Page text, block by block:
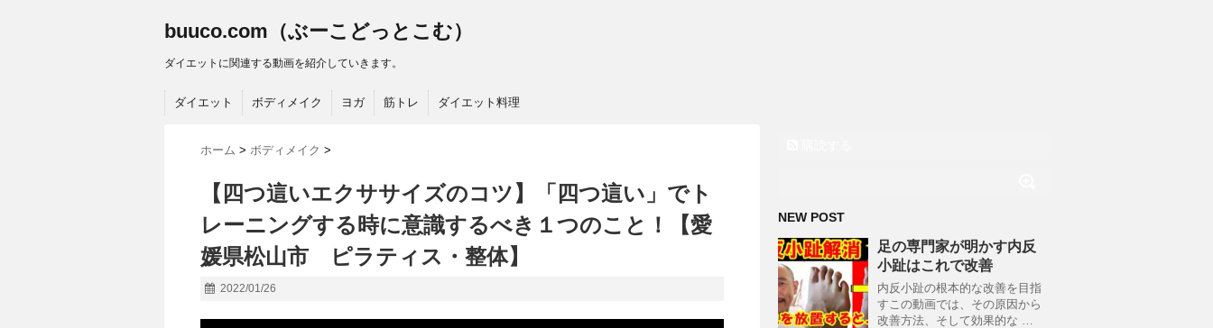
buuco.com（ぶーこどっとこむ）
ダイエットに関連する動画を紹介していきます。
ダイエット ボディメイク ヨガ 筋トレ ダイエット料理
ホーム > ボディメイク >
【四つ這いエクササイズのコツ】「四つ這い」でト
レーニングする時に意識するべき１つのこと！【愛
媛県松山市 ピラティス・整体】
2022/01/26
NEW POST
足の専門家が明かす内反
小趾はこれで改善
内反小趾の根本的な改善を目指
すこの動画では、その原因から
改善方法、そして効果的な …